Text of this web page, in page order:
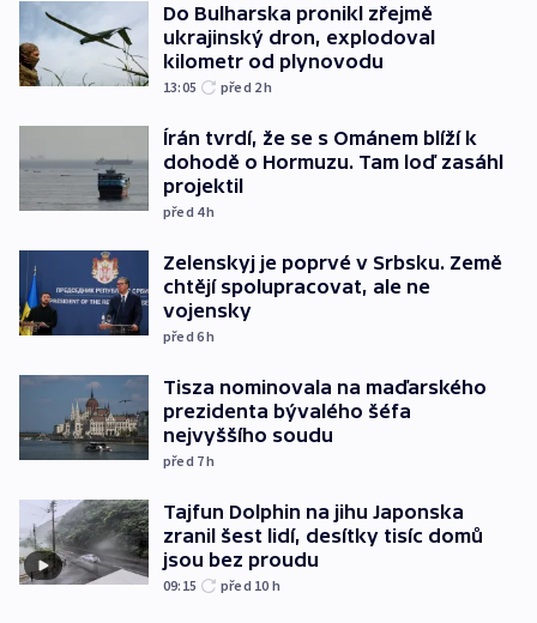
Do Bulharska pronikl zřejmě
ukrajinský dron, explodoval
kilometr od plynovodu
13:05 před 2h
Írán tvrdí, že se s Ománem blíží k
dohodě o Hormuzu. Tam loď zasáhl
projektil
před 4h
Zelenskyj je poprvé v Srbsku. Země
chtějí spolupracovat, ale ne
vojensky
před 6h
Tisza nominovala na maďarského
prezidenta bývalého šéfa
nejvyššího soudu
před 7h
Tajfun Dolphin na jihu Japonska
zranil šest lidí, desítky tisíc domů
jsou bez proudu
09:15 před 10 h